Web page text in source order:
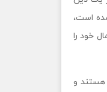
است،
خود را
هستند و